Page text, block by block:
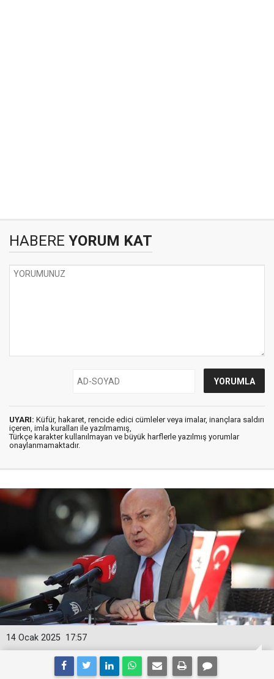
HABERE YORUM KAT
UYARI: Küfür, hakaret, rencide edici cümleler veya imalar, inançlara saldırı
içeren, imla kuralları ile yazılmamış,
Türkçe karakter kullanılmayan ve büyük harflerle yazılmış yorumlar
onaylanmamaktadır.
17:57
14 Ocak 2025